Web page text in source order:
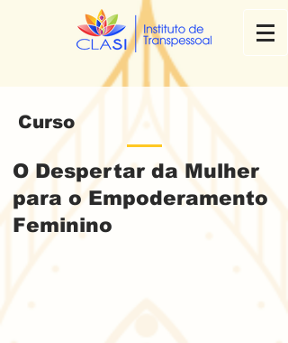
Curso
O Despertar da Mulher
para o Empoderamento
Feminino